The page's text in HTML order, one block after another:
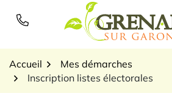
Logo
Accueil
Mes démarches
Inscription listes électorales